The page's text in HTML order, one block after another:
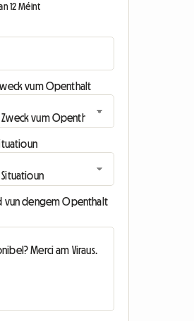
12 Méint
vum Openthalt
vun dengem Openthalt